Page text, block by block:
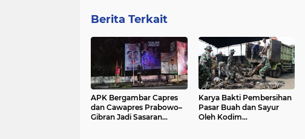
Berita Terkait
APK Bergambar Capres
dan Cawapres Prabowo–
Gibran Jadi Sasaran
Karya Bakti Pembersihan
Pasar Buah dan Sayur
Oleh Kodim